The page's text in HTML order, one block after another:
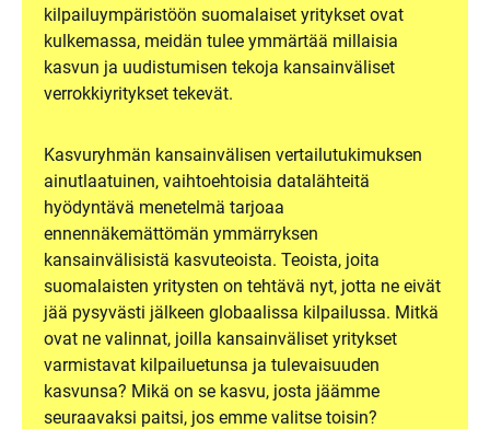
kilpailuympäristöön suomalaiset yritykset ovat
kulkemassa, meidän tulee ymmärtää millaisia
kasvun ja uudistumisen tekoja kansainväliset
verrokkiyritykset tekevät.
Kasvuryhmän kansainvälisen vertailutukimuksen
ainutlaatuinen, vaihtoehtoisia datalähteitä
hyödyntävä menetelmä tarjoaa
ennennäkemättömän ymmärryksen
kansainvälisistä kasvuteoista. Teoista, joita
suomalaisten yritysten on tehtävä nyt, jotta ne eivät
jää pysyvästi jälkeen globaalissa kilpailussa. Mitkä
ovat ne valinnat, joilla kansainväliset yritykset
varmistavat kilpailuetunsa ja tulevaisuuden
kasvunsa? Mikä on se kasvu, josta jäämme
seuraavaksi paitsi, jos emme valitse toisin?